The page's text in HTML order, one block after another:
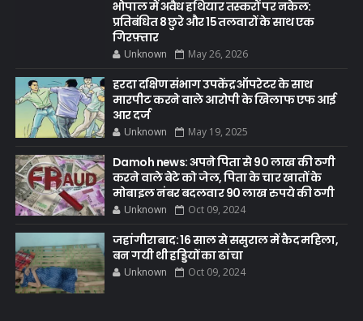
भोपाल में अवैध हथियार तस्करों पर नकेल:
प्रतिबंधित 8 छुरे और 15 तलवारों के साथ एक
गिरफ़्तार
Unknown May 26, 2026
हरदा दक्षिण संभाग उपकेंद्र ऑपरेटर के साथ
मारपीट करने वाले आरोपी के खिलाफ एफ आई
आर दर्ज
Unknown May 19, 2025
Damoh news: अपने पिता से 90 लाख की ठगी
करने वाले बेटे को जेल, पिता के चार खातों के
मोबाइल नंबर बदलवार 90 लाख रुपये की ठगी
Unknown Oct 09, 2024
जहांगीराबाद: 16 साल से ससुराल में कैद महिला,
बन गयी थी हड्डियों का ढांचा
Unknown Oct 09, 2024